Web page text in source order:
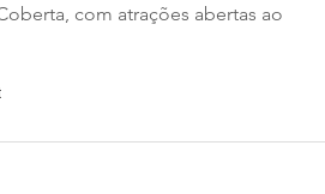
com atrações abertas ao